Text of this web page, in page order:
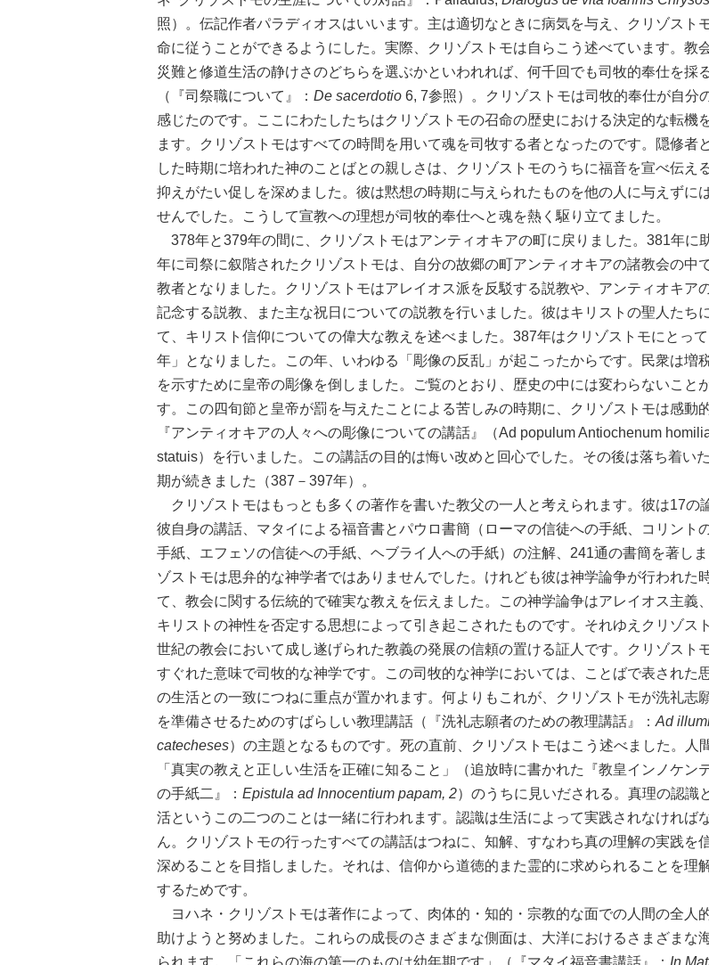
照）。伝記作者パラディオスはいいます。主は適切なときに病気を与え、クリゾスト
命に従うことができるようにした。実際、クリゾストモは自らこう述べています。教
災難と修道生活の静けさのどちらを選ぶかといわれれば、何千回でも司牧的奉仕を採
（『司祭職について』： De sacerdotio 6, 7参照）。クリゾストモは司牧的奉仕が自分
感じたのです。ここにわたしたちはクリゾストモの召命の歴史における決定的な転機
ます。クリゾストモはすべての時間を用いて魂を司牧する者となったのです。隠修者
した時期に培われた神のことばとの親しさは、クリゾストモのうちに福音を宣べ伝え
抑えがたい促しを深めました。彼は黙想の時期に与えられたものを他の人に与えずに
せんでした。こうして宣教への理想が司牧的奉仕へと魂を熱く駆り立てました。
378年と379年の間に、クリゾストモはアンティオキアの町に戻りました。381年に
年に司祭に叙階されたクリゾストモは、自分の故郷の町アンティオキアの諸教会の中
教者となりました。クリゾストモはアレイオス派を反駁する説教や、アンティオキア
記念する説教、また主な祝日についての説教を行いました。彼はキリストの聖人たち
て、キリスト信仰についての偉大な教えを述べました。387年はクリゾストモにとっ
年」となりました。この年、いわゆる「彫像の反乱」が起こったからです。民衆は増
を示すために皇帝の彫像を倒しました。ご覧のとおり、歴史の中には変わらないこと
す。この四旬節と皇帝が罰を与えたことによる苦しみの時期に、クリゾストモは感動
『アンティオキアの人々への彫像についての講話』（Ad populum Antiochenum
statuis）を行いました。この講話の目的は悔い改めと回心でした。その後は落ち着い
期が続きました（387－397年）。
クリゾストモはもっとも多くの著作を書いた教父の一人と考えられます。彼は17の
彼自身の講話、マタイによる福音書とパウロ書簡（ローマの信徒への手紙、コリント
手紙、エフェソの信徒への手紙、ヘブライ人への手紙）の注解、241通の書簡を著しま
ゾストモは思弁的な神学者ではありませんでした。けれども彼は神学論争が行われた
て、教会に関する伝統的で確実な教えを伝えました。この神学論争はアレイオス主義
キリストの神性を否定する思想によって引き起こされたものです。それゆえクリゾス
世紀の教会において成し遂げられた教義の発展の信頼の置ける証人です。クリゾスト
すぐれた意味で司牧的な神学です。この司牧的な神学においては、ことばで表された
の生活との一致につねに重点が置かれます。何よりもこれが、クリゾストモが洗礼志
を準備させるためのすばらしい教理講話（『洗礼志願者のための教理講話』： Ad
catecheses）の主題となるものです。死の直前、クリゾストモはこう述べました。人
「真実の教えと正しい生活を正確に知ること」（追放時に書かれた『教皇インノケン
の手紙二』： Epistula ad Innocentium papam, 2）のうちに見いだされる。真理の認識
活というこの二つのことは一緒に行われます。認識は生活によって実践されなければ
ん。クリゾストモの行ったすべての講話はつねに、知解、すなわち真の理解の実践を
深めることを目指しました。それは、信仰から道徳的また霊的に求められることを理
するためです。
ヨハネ・クリゾストモは著作によって、肉体的・知的・宗教的な面での人間の全人
助けようと努めました。これらの成長のさまざまな側面は、大洋におけるさまざまな
られます。「これらの海の第一のものは幼年期です」（『マタイ福音書講話』： In